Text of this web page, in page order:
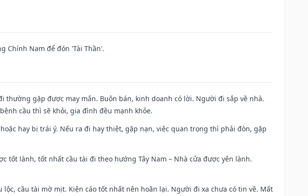
Chính Nam để đón 'Tài Thần'.
thường gặp được may mắn. Buôn bán, kinh doanh có lời. Người đi sắp về nhà.
cầu thì sẽ khỏi, gia đình đều mạnh khỏe.
hay bị trái ý. Nếu ra đi hay thiệt, gặp nạn, việc quan trọng thì phải đòn, gặp
tốt lành, tốt nhất cầu tài đi theo hướng Tây Nam – Nhà cửa được yên lành.
lộc, cầu tài mờ mịt. Kiện cáo tốt nhất nên hoãn lại. Người đi xa chưa có tin về. Mất